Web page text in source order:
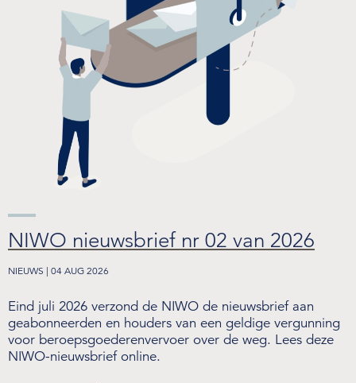
NIWO nieuwsbrief nr 02 van 2026
NIEUWS | 04 AUG 2026
Eind juli 2026 verzond de NIWO de nieuwsbrief aan
geabonneerden en houders van een geldige vergunning
voor beroepsgoederenvervoer over de weg. Lees deze
NIWO-nieuwsbrief online.